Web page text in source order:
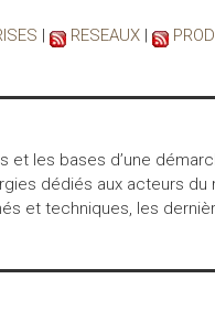
RESEAUX
les bases d’une
dédiés aux acteurs
et techniques, les